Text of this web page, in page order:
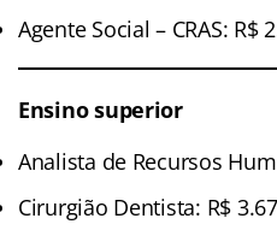
Agente Social – CRAS: R$
Ensino superior
Analista de Recursos
Cirurgião Dentista: R$